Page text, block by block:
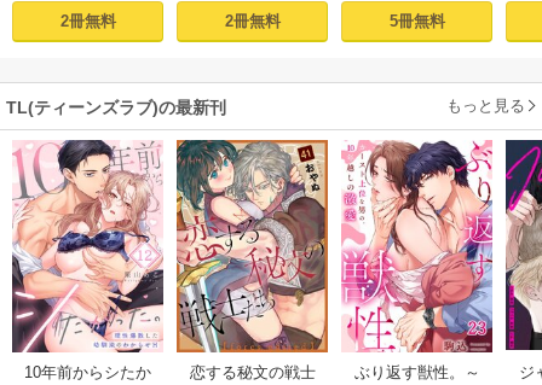
散した幼馴染のわ
からせＨ（１）
2冊無料
ほど注がれる寵愛
～【TL版】 1巻
2冊無料
したくなかった、
元カレとのズブズ
5冊無料
TL(ティーンズラブ)の最新刊 もっと見る
10年前からシたか
恋する秘文の戦士
ぶり返す獣性。～
ジ